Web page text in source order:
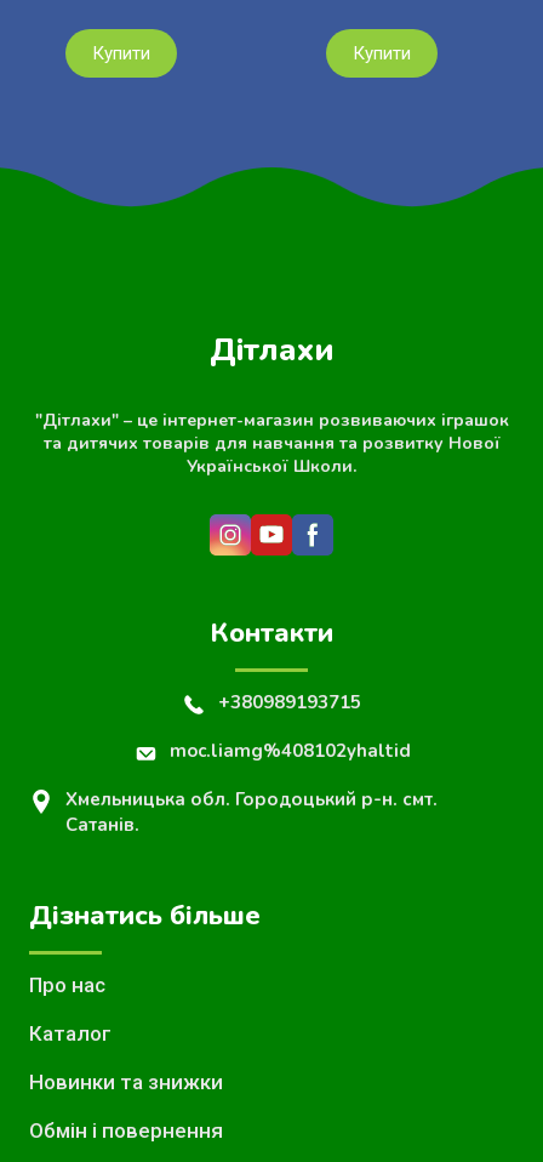
Купити Купити
Дітлахи
"Дітлахи" – це інтернет-магазин розвиваючих іграшок
та дитячих товарів для навчання та розвитку Нової
Української Школи.
Контакти
+380989193715
moc.liamg%408102yhaltid
Хмельницька обл. Городоцький р-н. смт.
Сатанів.
Дізнатись більше
Про нас
Каталог
Новинки та знижки
Обмін і повернення